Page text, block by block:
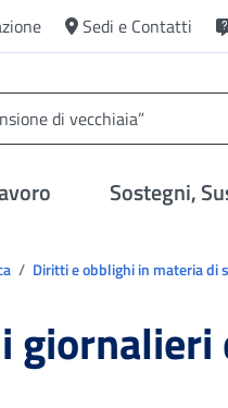
Sedi e Contatti
Sostegni,
Diritti e obblighi in materia di